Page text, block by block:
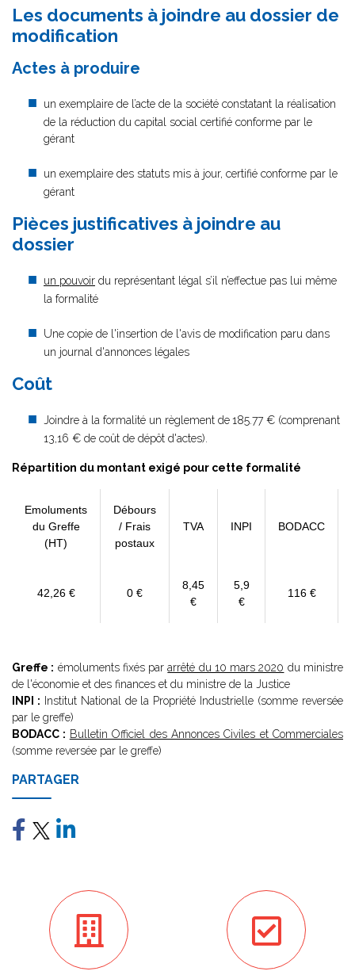
Les documents à joindre au dossier de
modification
Actes à produire
un exemplaire de l’acte de la société constatant la réalisation
de la réduction du capital social certifié conforme par le
gérant
un exemplaire des statuts mis à jour, certifié conforme par le
gérant
Pièces justificatives à joindre au
dossier
un pouvoir du représentant légal s’il n’effectue pas lui même
la formalité
Une copie de l'insertion de l'avis de modification paru dans
un journal d'annonces légales
Coût
Joindre à la formalité un règlement de185.77 € (comprenant
13,16 € de coût de dépôt d'actes).
Répartition du montant exigé pour cette formalité
Emoluments
du Greffe
(HT)
Débours
/ Frais
postaux
TVA INPI BODACC
42,26 € 0 €
8,45
€
5,9
€
116 €
Greffe : émoluments fixés pararrêté du 10 mars 2020 du ministre
de l'économie et des finances et du ministre de la Justice
INPI : Institut National de la Propriété Industrielle (somme reversée
par le greffe)
BODACC : Bulletin Officiel des Annonces Civiles et Commerciales
(somme reversée par le greffe)
PARTAGER